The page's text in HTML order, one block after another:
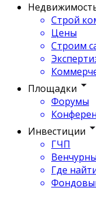
Строй
Цены
Строим
Площадки
Форумы
Инвестиции
ГЧП
Где